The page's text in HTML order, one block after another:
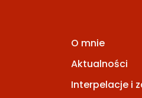
O mnie
Aktualności
Interpelacje i